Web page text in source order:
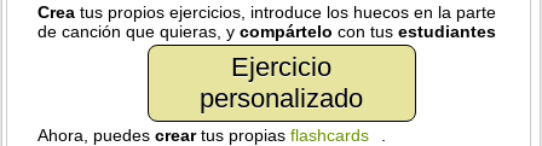
Crea tus propios ejercicios, introduce los huecos en la parte
de canción que quieras, ycompártelo con tusestudiantes
Ejercicio
personalizado
Ahora, puedescreartus propiasflashcards